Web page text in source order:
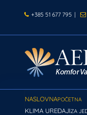
+385 51 677 795 |
NASLOVNAPOČETNA
KLIMA UREĐAJIZA